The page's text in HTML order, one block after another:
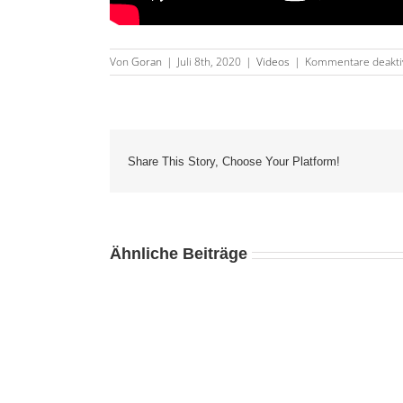
Von Goran | Juli 8th, 2020 | Videos | Kommentare
Share This Story, Choose Your Platform!
Ähnliche Beiträge